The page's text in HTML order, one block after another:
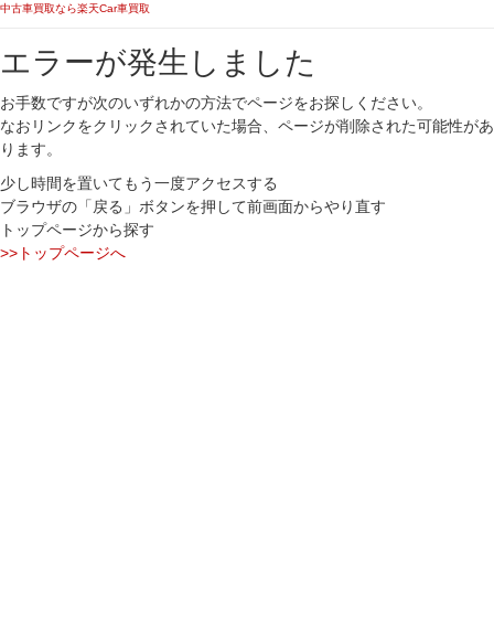
中古車買取なら楽天Car車買取
エラーが発生しました
お手数ですが次のいずれかの方法でページをお探しください。
なおリンクをクリックされていた場合、ページが削除された可能性があ
ります。
少し時間を置いてもう一度アクセスする
ブラウザの「戻る」ボタンを押して前画面からやり直す
トップページから探す
>>トップページへ